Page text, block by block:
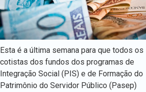
Esta é a última semana para que todos os
cotistas dos fundos dos programas de
Integração Social (PIS) e de Formação do
Patrimônio do Servidor Público (Pasep)